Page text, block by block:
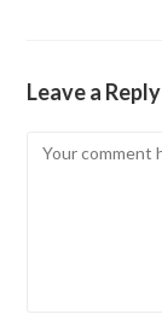
Leave a Reply
Comment